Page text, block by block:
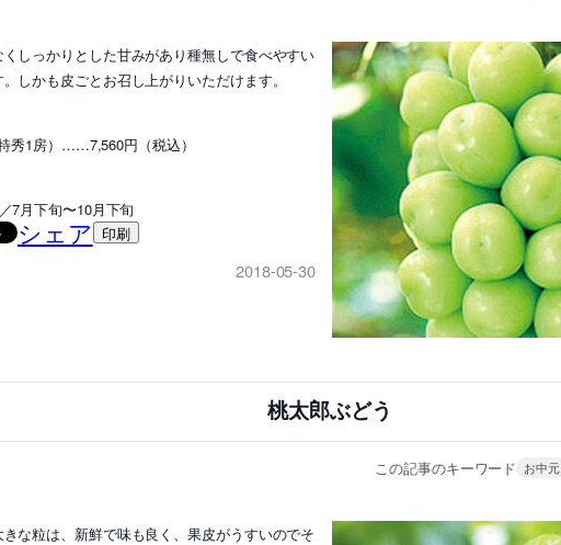
しっかりとした甘みがあり種無しで食べやすい
しかも皮ごとお召し上がりいただけます。
秀1房）……7,560円（税込）
7月下旬〜10月下旬
シェア 印刷
2018-05-30
桃太郎ぶどう
この記事のキーワード お中元
な粒は、新鮮で味も良く、果皮がうすいのでそ